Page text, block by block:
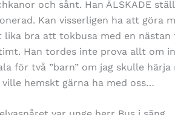
och sånt. Han ÄLSKADE
Kan visserligen ha att göra
bra att tokbusa med en
Han tordes inte prova allt om
för två ”barn” om jag skulle härja
ville hemskt gärna ha med oss…